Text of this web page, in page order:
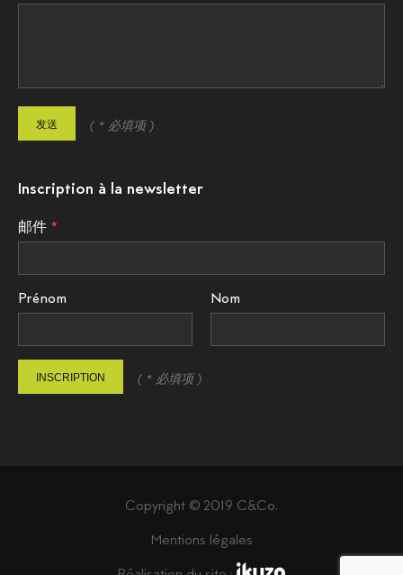
发送 ( * 必填项 )
Inscription à la newsletter
邮件
Prénom Nom
INSCRIPTION ( * 必填项 )
Copyright © 2019 C&Co.
Mentions légales